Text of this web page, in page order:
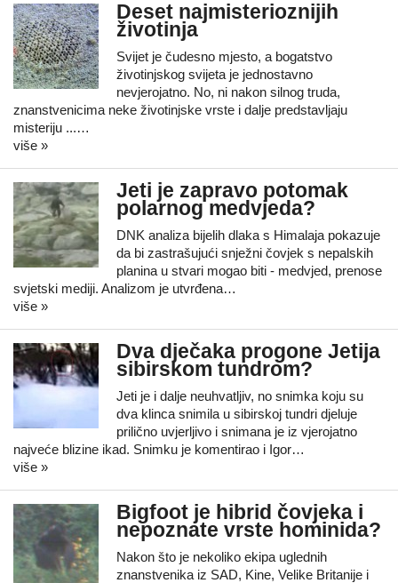
Deset najmisterioznijih
životinja
Svijet je čudesno mjesto, a bogatstvo
životinjskog svijeta je jednostavno
nevjerojatno. No, ni nakon silnog truda,
znanstvenicima neke životinjske vrste i dalje predstavljaju
misteriju ...…
više »
Jeti je zapravo potomak
polarnog medvjeda?
DNK analiza bijelih dlaka s Himalaja pokazuje
da bi zastrašujući snježni čovjek s nepalskih
planina u stvari mogao biti - medvjed, prenose
svjetski mediji. Analizom je utvrđena…
više »
Dva dječaka progone Jetija
sibirskom tundrom?
Jeti je i dalje neuhvatljiv, no snimka koju su
dva klinca snimila u sibirskoj tundri djeluje
prilično uvjerljivo i snimana je iz vjerojatno
najveće blizine ikad. Snimku je komentirao i Igor…
više »
Bigfoot je hibrid čovjeka i
nepoznate vrste hominida?
Nakon što je nekoliko ekipa uglednih
znanstvenika iz SAD, Kine, Velike Britanije i